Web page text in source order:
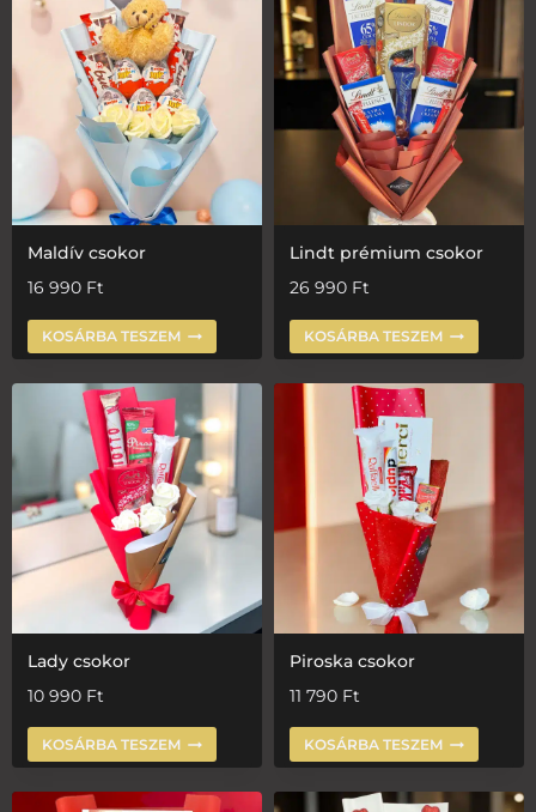
Maldív csokor
16 990 Ft
KOSÁRBA TESZEM
Lindt prémium csokor
26 990 Ft
KOSÁRBA TESZEM
Lady csokor
10 990 Ft
KOSÁRBA TESZEM
Piroska csokor
11 790 Ft
KOSÁRBA TESZEM